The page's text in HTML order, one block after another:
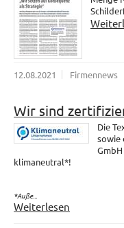
12.08.2021 Firmennews
Wir sind
Die
sowie
klimaneutral*!
*Auße...
Weiterlesen